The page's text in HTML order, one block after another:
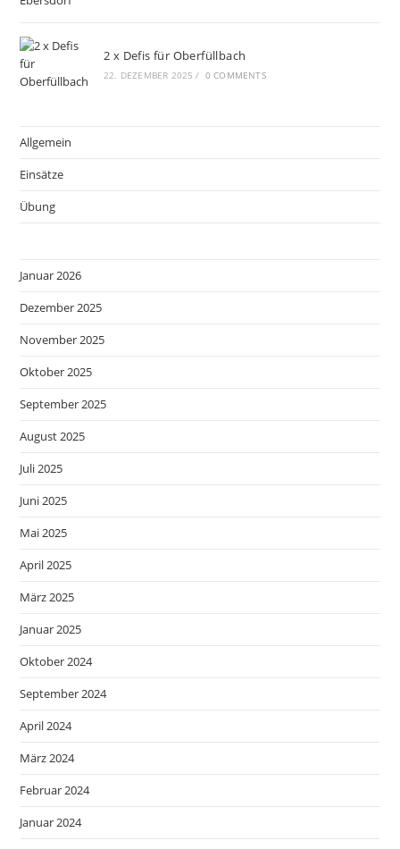
2 x Defis für Oberfüllbach
22. DEZEMBER 2025 / 0 COMMENTS
Allgemein
Einsätze
Übung
Januar 2026
Dezember 2025
November 2025
Oktober 2025
September 2025
August 2025
Juli 2025
Juni 2025
Mai 2025
April 2025
März 2025
Januar 2025
Oktober 2024
September 2024
April 2024
März 2024
Februar 2024
Januar 2024